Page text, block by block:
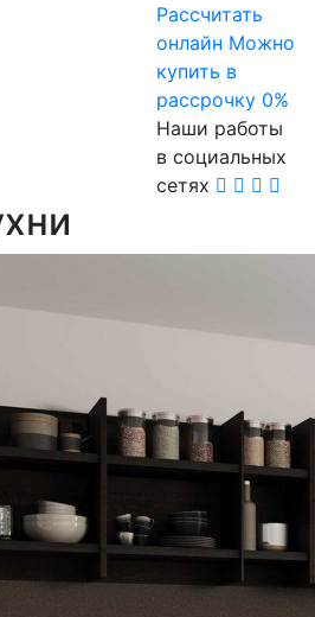
Расcчитать
онлайн Можно
купить в
рассрочку 0%
Наши работы
в социальных
сетях